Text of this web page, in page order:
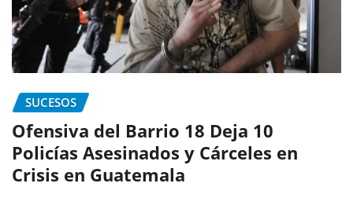
SUCESOS
Ofensiva del Barrio 18 Deja 10
Policías Asesinados y Cárceles en
Crisis en Guatemala